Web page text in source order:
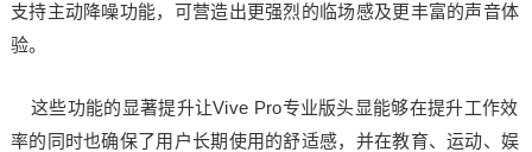
支持主动降噪功能，可营造出更强烈的临场感及更丰富的声音体
验。
这些功能的显著提升让Vive Pro专业版头显能够在提升工作效
率的同时也确保了用户长期使用的舒适感，并在教育、运动、娱